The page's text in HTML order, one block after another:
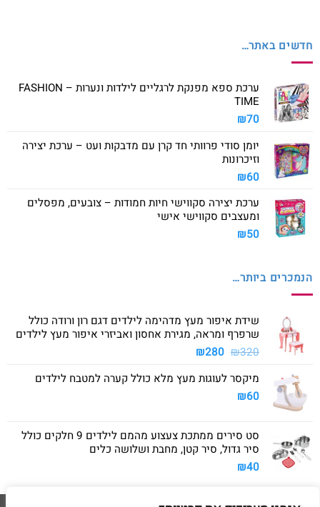
חדשים באתר…
ערכת ספא מפנקת לרגליים לילדות ונערות – FASHION
TIME
₪70
יומן סודי פרוותי חד קרן עם מדבקות ועט – ערכת יצירה
וזיכרונות
₪60
ערכת יצירה סקווישי חיות חמודות – צובעים, מפסלים
ומעצבים סקווישי אישי
₪50
הנמכרים ביותר…
שידת איפור מעץ מדהימה לילדים דגם רון ורודה כולל
שרפרף ומראה, מגירת אחסון ואביזרי איפור מעץ לילדים
₪320
המחיר
היה:
₪280 המחיר
הוא:
מיקסר לעוגות מעץ מלא כולל קערה למטבח לילדים
₪60
סט סירים ממתכת צעצוע מהמם לילדים 9 חלקים כולל
סיר גדול, סיר קטן, מחבת ושלושה כלים
₪40